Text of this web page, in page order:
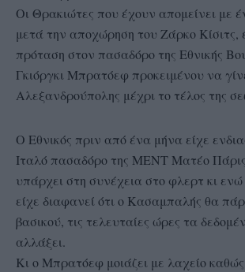
Οι Θρακιώτες που έχουν απομείνει με
μετά την αποχώρηση του Ζάρκο Κίσιτς,
πρόταση στον πασαδόρο της Εθνικής
Γκιόργκι Μπρατόεφ προκειμένου να
Αλεξανδρούπολης μέχρι το τέλος της
Ο Εθνικός πριν από ένα μήνα είχε
Ιταλό πασαδόρο της ΜΕΝΤ Ματέο
υπάρχει στη συνέχεια στο φλερτ κι
είχε διαφανεί ότι ο Κασαμπαλής θα
βασικού, τις τελευταίες ώρες τα
αλλάξει.
Κι ο Μπρατόεφ μοιάζει με λαχείο